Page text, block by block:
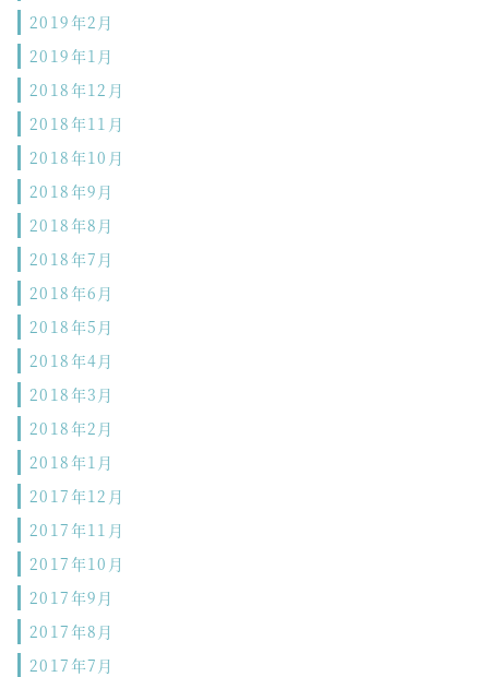
2019年2月
2019年1月
2018年12月
2018年11月
2018年10月
2018年9月
2018年8月
2018年7月
2018年6月
2018年5月
2018年4月
2018年3月
2018年2月
2018年1月
2017年12月
2017年11月
2017年10月
2017年9月
2017年8月
2017年7月